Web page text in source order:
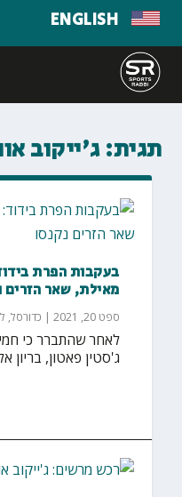
ENGLISH
תגית:ג'ייקוב
בעקבות הפרת
מאילת, שאר הזרים
ספט 20, 2021 | כדורסל,
לאחר שהתברר כי
ג'סטין פאטון, בריון